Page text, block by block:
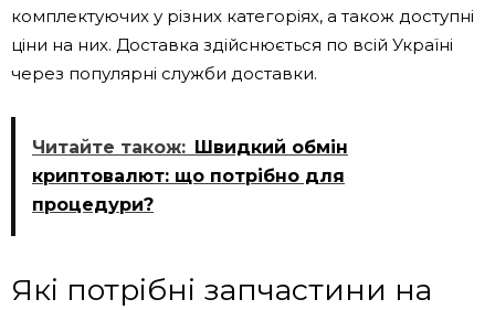
комплектуючих у різних категоріях, а також доступні
ціни на них. Доставка здійснюється по всій Україні
через популярні служби доставки.
Читайте також: Швидкий обмін
криптовалют: що потрібно для
процедури?
Які потрібні запчастини на